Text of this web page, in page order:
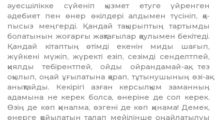
әуесшілікке сүйеніп қыз­мет етуге үйренген
әдебиет пен өн­ер өкілдері алдымен түсініп, қа­
пысыз меңгерді. Қандай тақырыптың тартымды
болатынын жоғарғы жақ­тағылар қаулымен бекітеді.
Қан­дай кітаптың өтімді екенін миды шағып,
жүйкені мүжіп, жүректі езіп, сезімді сенделтпей,
қиялды тебірентпей, ой­ды ойрандамай-ақ, тез
оқылып, оңай ұғылатына қарап, тұтынушының өзі-ақ
анықтайды. Кекірігі азған керсылқым заманның
адамына не ке­рек болса, өнеріне де сол керек.
Өзің де көп қиналма, өзгені де көп қи­нама! Демек,
өнерге қойылатын та­лап мейілінше оңайлатылуы